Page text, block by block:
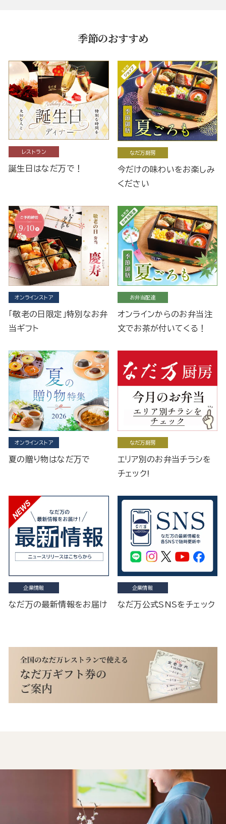
季節のおすすめ
レストラン
誕生日はなだ万で！
なだ万厨房
今だけの味わいをお楽しみ
ください
オンラインストア
「敬老の日限定」特別なお弁
当ギフト
お弁当配達
オンラインからのお弁当注
文でお茶が付いてくる！
オンラインストア
夏の贈り物はなだ万で
なだ万厨房
エリア別のお弁当チラシを
チェック!
企業情報
なだ万の最新情報をお届け
企業情報
なだ万公式SNSをチェック